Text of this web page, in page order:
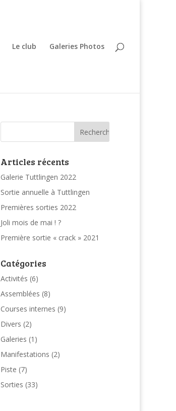
Le club Galeries Photos
Articles récents
Galerie Tuttlingen 2022
Sortie annuelle à Tuttlingen
Premières sorties 2022
Joli mois de mai ! ?
Première sortie « crack » 2021
Catégories
Activités (6)
Assemblées (8)
Courses internes (9)
Divers (2)
Galeries (1)
Manifestations (2)
Piste (7)
Sorties (33)